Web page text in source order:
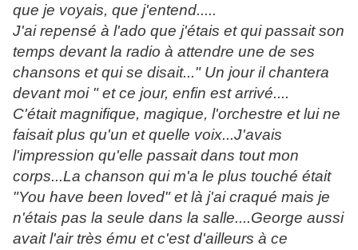
que je voyais, que j'entend.....
J'ai repensé à l'ado que j'étais et qui passait son
temps devant la radio à attendre une de ses
chansons et qui se disait..." Un jour il chantera
devant moi " et ce jour, enfin est arrivé....
C'était magnifique, magique, l'orchestre et lui ne
faisait plus qu'un et quelle voix...J'avais
l'impression qu'elle passait dans tout mon
corps...La chanson qui m'a le plus touché était
"You have been loved" et là j'ai craqué mais je
n'étais pas la seule dans la salle....George aussi
avait l'air très ému et c'est d'ailleurs à ce